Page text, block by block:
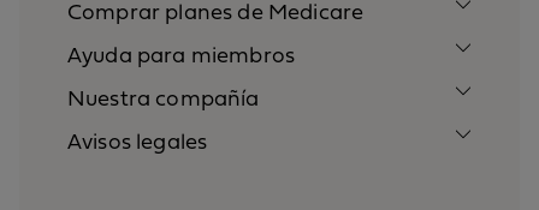
Comprar planes de Medicare
Ayuda para miembros
Nuestra compañía
Avisos legales